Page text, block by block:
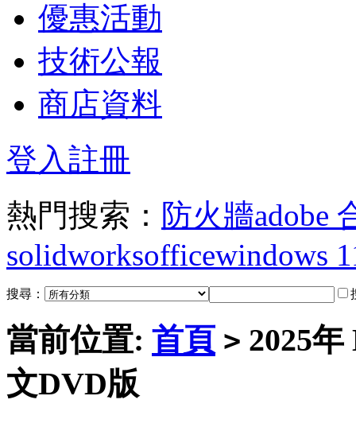
優惠活動
技術公報
商店資料
登入註冊
熱門搜索： 防火牆adobe
solidworksofficewindows
搜尋：
當前位置: 首頁 > 2025
文DVD版